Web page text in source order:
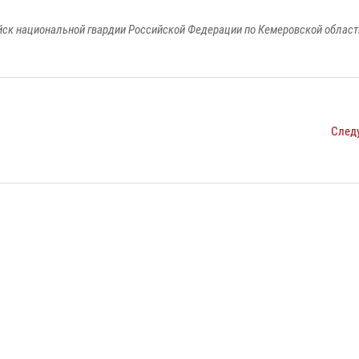
национальной гвардии Российской Федерации по Кемеровской